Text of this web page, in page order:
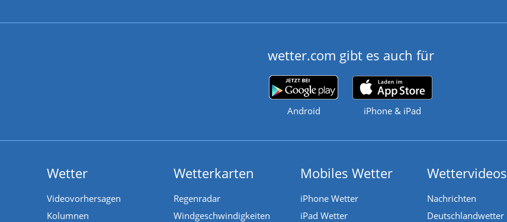
wetter.com gibt es auch für
Android iPhone & iPad
Wetter
Videovorhersagen
Kolumnen
Wetterkarten
Regenradar
Windgeschwindigkeiten
Mobiles Wetter
iPhone Wetter
iPad Wetter
Wettervideos
Nachrichten
Deutschlandwetter